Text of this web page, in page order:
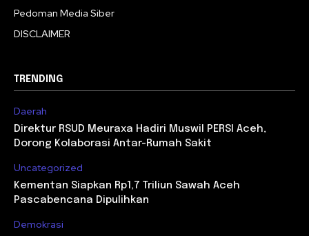
Pedoman Media Siber
DISCLAIMER
TRENDING
Daerah
Direktur RSUD Meuraxa Hadiri Muswil PERSI Aceh,
Dorong Kolaborasi Antar-Rumah Sakit
Uncategorized
Kementan Siapkan Rp1,7 Triliun Sawah Aceh
Pascabencana Dipulihkan
Demokrasi